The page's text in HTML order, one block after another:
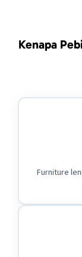
Kenapa
Furniture